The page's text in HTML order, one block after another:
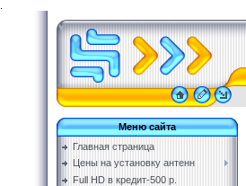
Меню сайта
Главная страница
Цены на установку антенн
Full HD в кредит-500 р.